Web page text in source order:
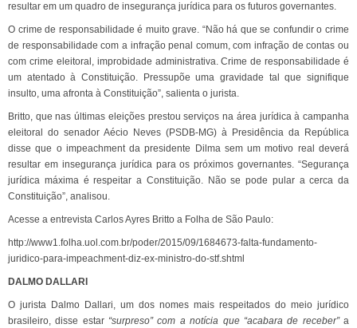
resultar em um quadro de insegurança jurídica para os futuros governantes.
O crime de responsabilidade é muito grave. “Não há que se confundir o crime
de responsabilidade com a infração penal comum, com infração de contas ou
com crime eleitoral, improbidade administrativa. Crime de responsabilidade é
um atentado à Constituição. Pressupõe uma gravidade tal que signifique
insulto, uma afronta à Constituição”, salienta o jurista.
Britto, que nas últimas eleições prestou serviços na área jurídica à campanha
eleitoral do senador Aécio Neves (PSDB-MG) à Presidência da República
disse que o impeachment da presidente Dilma sem um motivo real deverá
resultar em insegurança jurídica para os próximos governantes. “Segurança
jurídica máxima é respeitar a Constituição. Não se pode pular a cerca da
Constituição”, analisou.
Acesse a entrevista Carlos Ayres Britto a Folha de São Paulo:
http://www1.folha.uol.com.br/poder/2015/09/1684673-falta-fundamento-
juridico-para-impeachment-diz-ex-ministro-do-stf.shtml
DALMO DALLARI
O jurista Dalmo Dallari, um dos nomes mais respeitados do meio jurídico
brasileiro, disse estar “surpreso” com a notícia que “acabara de receber” a